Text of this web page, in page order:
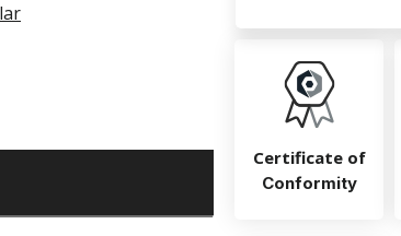
Certificate of
Conformity